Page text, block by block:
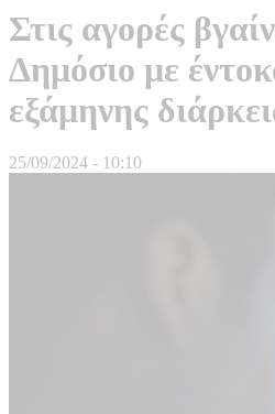
Στις αγορές
Δημόσιο με
εξάμηνης
25/09/2024 - 10:10